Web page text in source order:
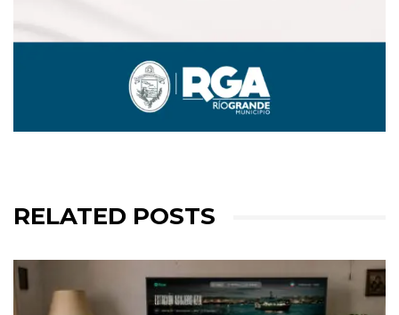
RELATED POSTS